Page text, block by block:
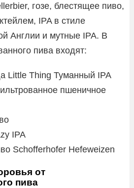
гозе, блестящее пиво,
IPA в стиле
Англии и мутные IPA. В
пива входят:
Little Thing Туманный IPA
пшеничное
IPA
Schofferhofer Hefeweizen
от
пива